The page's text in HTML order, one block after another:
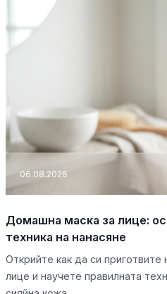
06.08.2026
Домашна маска за лице:
техника на нанасяне
Открийте как да си
лице и научете правилната